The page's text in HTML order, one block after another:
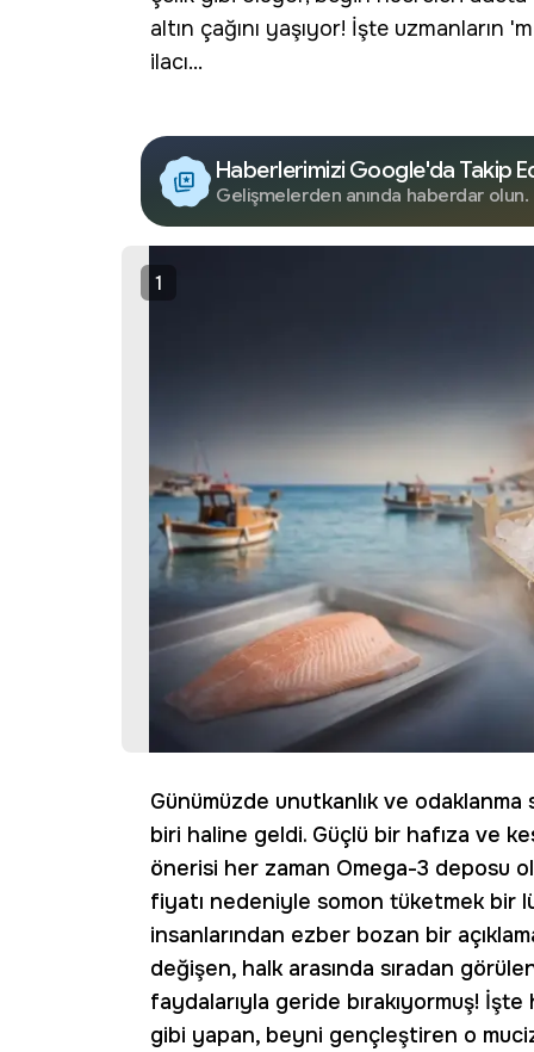
altın çağını yaşıyor! İşte
ilacı...
Haberlerimizi Google'da Takip
Gelişmelerden anında haberdar olun.
1
Günümüzde unutkanlık ve
biri haline geldi. Güçlü bir hafıza ve
önerisi her zaman Omega-3 deposu
fiyatı nedeniyle somon tüketmek bir
insanlarından ezber bozan bir
değişen, halk arasında sıradan
faydalarıyla geride bırakıyormuş!
gibi yapan, beyni gençleştiren o